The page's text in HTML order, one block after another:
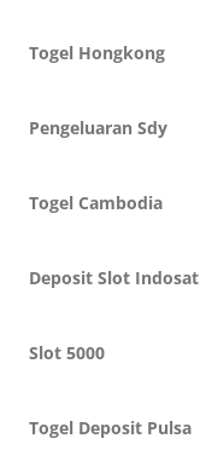
Togel Hongkong
Pengeluaran Sdy
Togel Cambodia
Deposit Slot Indosat
Slot 5000
Togel Deposit Pulsa